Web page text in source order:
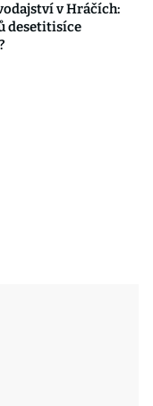
v Hráčích:
desetitisíce